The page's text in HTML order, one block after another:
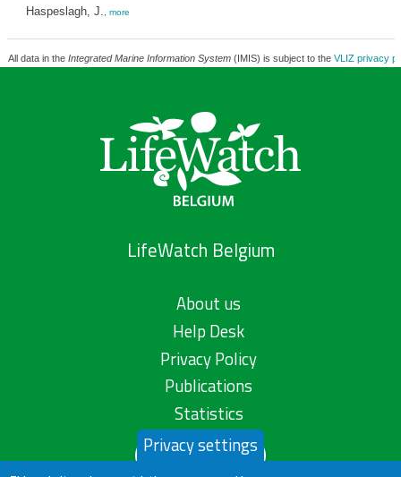
Haspeslagh, J. more
All data in the Integrated Marine Information System(IMIS) is subject to the VLIZ privacy
LifeWatch Belgium
About us
Help Desk
Privacy Policy
Publications
Statistics
Contact us
Privacy settings